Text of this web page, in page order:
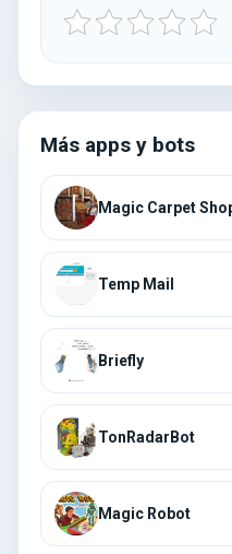
Más apps y bots
Magic Carpet
Temp Mail
Briefly
TonRadarBot
Magic Robot